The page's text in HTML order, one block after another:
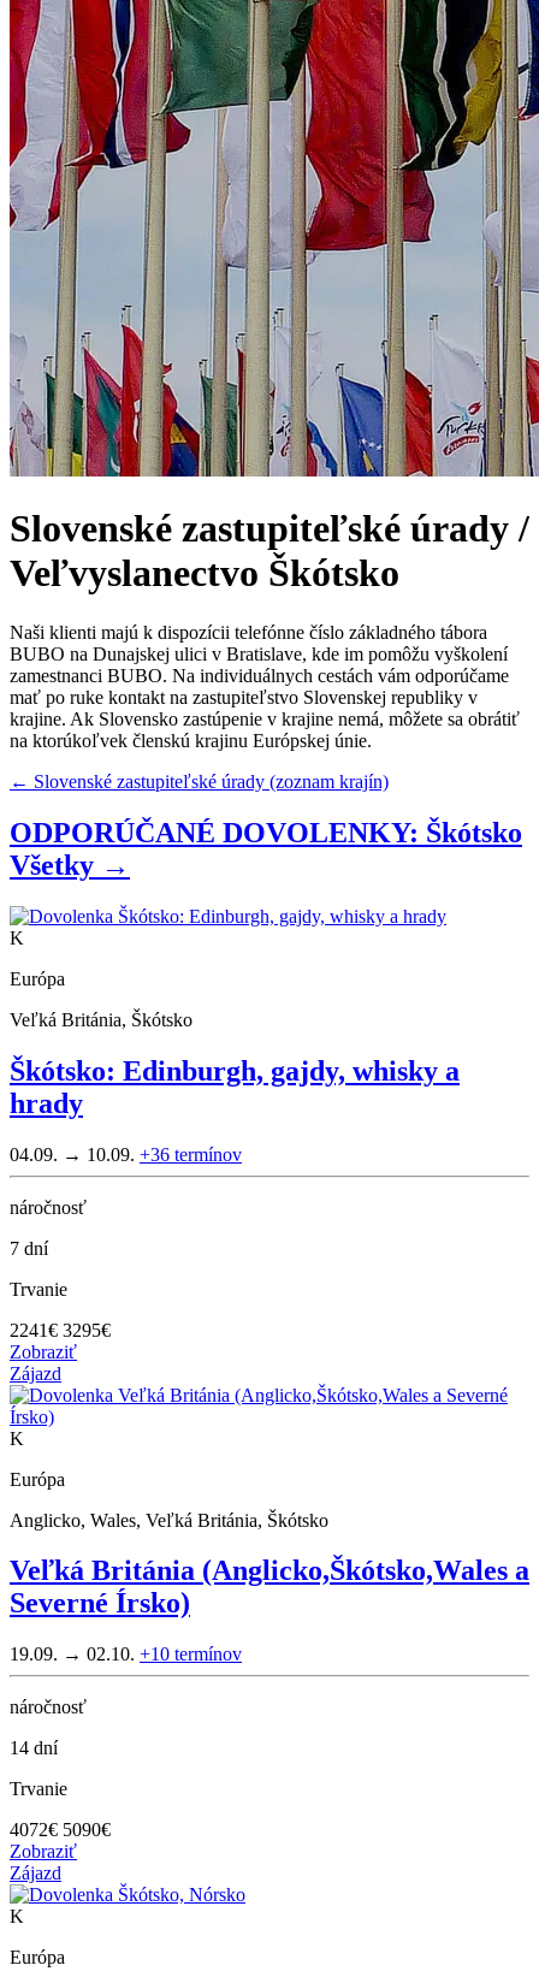
Slovenské zastupiteľské úrady /
Veľvyslanectvo Škótsko
Naši klienti majú k dispozícii telefónne číslo základného tábora
BUBO na Dunajskej ulici v Bratislave, kde im pomôžu vyškolení
zamestnanci BUBO. Na individuálnych cestách vám odporúčame
mať po ruke kontakt na zastupiteľstvo Slovenskej republiky v
krajine. Ak Slovensko zastúpenie v krajine nemá, môžete sa obrátiť
na ktorúkoľvek členskú krajinu Európskej únie.
← Slovenské zastupiteľské úrady (zoznam krajín)
ODPORÚČANÉ DOVOLENKY: Škótsko
Všetky →
K
Európa
Veľká Británia, Škótsko
Škótsko: Edinburgh, gajdy, whisky a
hrady
04.09. → 10.09. +36 termínov
náročnosť
7 dní
Trvanie
2241€ 3295€
Zobraziť
Zájazd
K
Európa
Anglicko, Wales, Veľká Británia, Škótsko
Veľká Británia (Anglicko,Škótsko,Wales a
Severné Írsko)
19.09. → 02.10. +10 termínov
náročnosť
14 dní
Trvanie
4072€ 5090€
Zobraziť
Zájazd
K
Európa